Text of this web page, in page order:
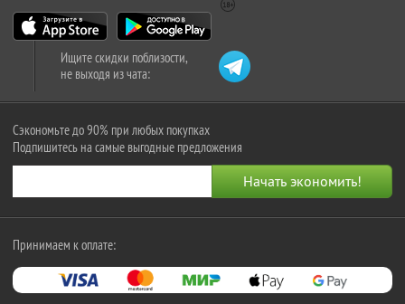
Ищите скидки поблизости,
не выходя из чата:
Сэкономьте до 90% при любых покупках
Подпишитесь на самые выгодные предложения
Принимаем к оплате: